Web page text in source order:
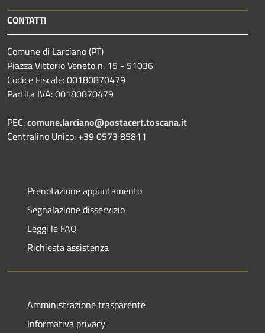
CONTATTI
Comune di Larciano (PT)
Piazza Vittorio Veneto n. 15 - 51036
Codice Fiscale: 00180870479
Partita IVA: 00180870479
PEC:comune.larciano@postacert.toscana.it
Centralino Unico: +39 0573 85811
Prenotazione appuntamento
Segnalazione disservizio
Leggi le FAQ
Richiesta assistenza
Amministrazione trasparente
Informativa privacy